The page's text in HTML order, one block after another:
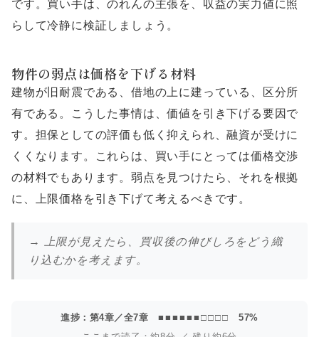
です。買い手は、のれんの主張を、収益の実力値に照
らして冷静に検証しましょう。
物件の弱点は価格を下げる材料
建物が旧耐震である、借地の上に建っている、区分所
有である。こうした事情は、価値を引き下げる要因で
す。担保としての評価も低く抑えられ、融資が受けに
くくなります。これらは、買い手にとっては価格交渉
の材料でもあります。弱点を見つけたら、それを根拠
に、上限価格を引き下げて考えるべきです。
→ 上限が見えたら、買収後の伸びしろをどう織
り込むかを考えます。
進捗：第4章／全7章■■■■■■□□□□
57%